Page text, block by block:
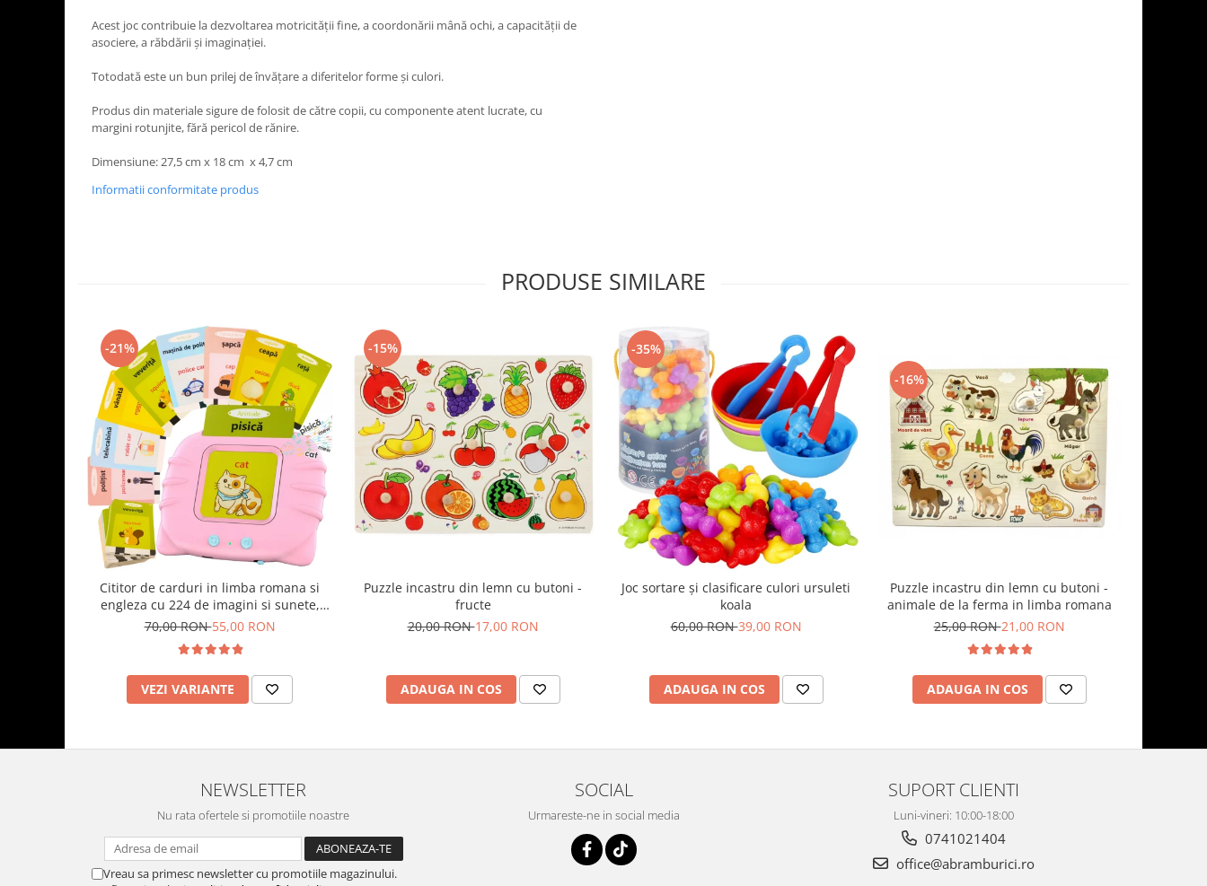
Acest joc contribuie la dezvoltarea motricității fine, a coordonării mână ochi, a capacității de
asociere, a răbdării și imaginației.
Totodată este un bun prilej de învățare a diferitelor forme și culori.
Produs din materiale sigure de folosit de către copii, cu componente atent lucrate, cu
margini rotunjite, fără pericol de rănire.
Dimensiune: 27,5 cm x 18 cm x 4,7 cm
Informatii conformitate produs
PRODUSE SIMILARE
-21%
Cititor de carduri in limba romana si
engleza cu 224 de imagini si sunete,
incarcare USB
70,00 RON55,00 RON
VEZI VARIANTE
-15%
Puzzle incastru din lemn cu butoni -
fructe
20,00 RON17,00 RON
ADAUGA IN COS
-35%
Joc sortare şi clasificare culori ursuleti
koala
60,00 RON39,00 RON
ADAUGA IN COS
-16%
Puzzle incastru din lemn cu butoni -
animale de la ferma in limba romana
25,00 RON21,00 RON
ADAUGA IN COS
NEWSLETTER
Nu rata ofertele si promotiile noastre
Vreau sa primesc newsletter cu promotiile magazinului.
SOCIAL
Urmareste-ne in social media
SUPORT CLIENTI
Luni-vineri: 10:00-18:00
0741021404
office@abramburici.ro